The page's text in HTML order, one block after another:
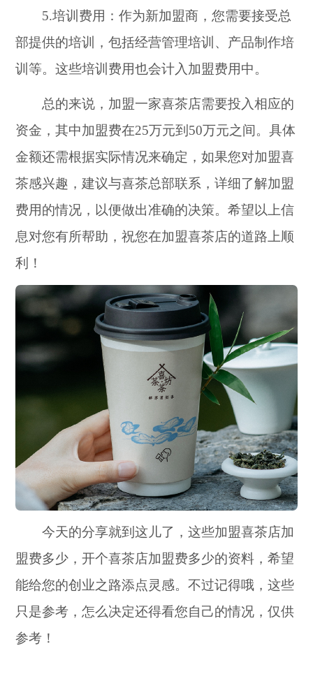
5.培训费用：作为新加盟商，您需要接受总
部提供的培训，包括经营管理培训、产品制作培
训等。这些培训费用也会计入加盟费用中。
总的来说，加盟一家喜茶店需要投入相应的
资金，其中加盟费在25万元到50万元之间。具体
金额还需根据实际情况来确定，如果您对加盟喜
茶感兴趣，建议与喜茶总部联系，详细了解加盟
费用的情况，以便做出准确的决策。希望以上信
息对您有所帮助，祝您在加盟喜茶店的道路上顺
利！
今天的分享就到这儿了，这些加盟喜茶店加
盟费多少，开个喜茶店加盟费多少的资料，希望
能给您的创业之路添点灵感。不过记得哦，这些
只是参考，怎么决定还得看您自己的情况，仅供
参考！